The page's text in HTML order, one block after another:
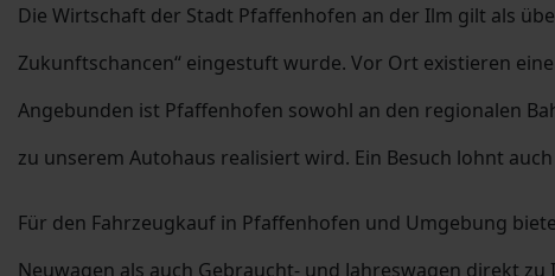
Die Wirtschaft der Stadt Pfaffenhofen an der Ilm gilt als
Zukunftschancen“ eingestuft wurde. Vor Ort existieren
Angebunden ist Pfaffenhofen sowohl an den regionalen
zu unserem Autohaus realisiert wird. Ein Besuch lohnt
Für den Fahrzeugkauf in Pfaffenhofen und Umgebung
Neuwagen als auch Gebraucht- und Jahreswagen direkt